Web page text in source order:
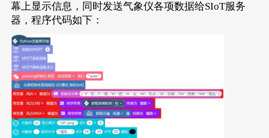
幕上显示信息，同时发送气象仪各项数据给SIoT服务
器，程序代码如下：